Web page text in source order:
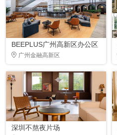
BEEPLUS广州高新区办公区
广州金融高新区
深圳不熬夜片场